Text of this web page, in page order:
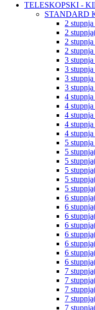
TELESKOPSKI -
STANDARD
2
2
2
2
3
3
3
3
4
4
4
4
4
5
5
5
5
5
5
6
6
6
6
6
6
6
6
7
7
7
7
7